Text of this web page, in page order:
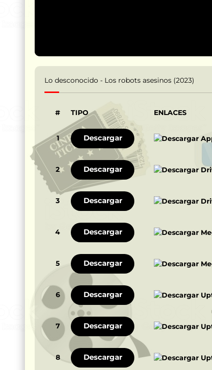
Lo desconocido - Los robots asesinos (2023)
# TIPO ENLACES
1 Descargar
2 Descargar
3 Descargar
4 Descargar
5 Descargar
6 Descargar
7 Descargar
8 Descargar